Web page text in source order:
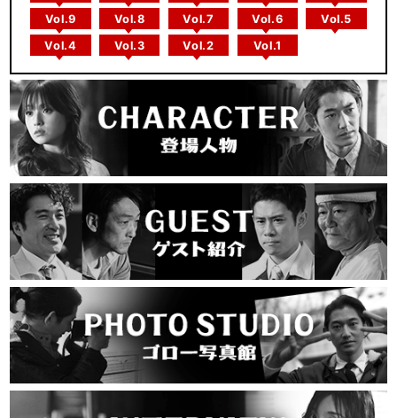
Vol.9
Vol.8 Vol.7 Vol.6
Vol.5
Vol.4
Vol.3 Vol.2 Vol.1